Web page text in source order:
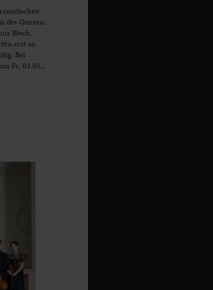
des Ganzen,
Blech,
erst so
Bei
Fr, 03.05.,